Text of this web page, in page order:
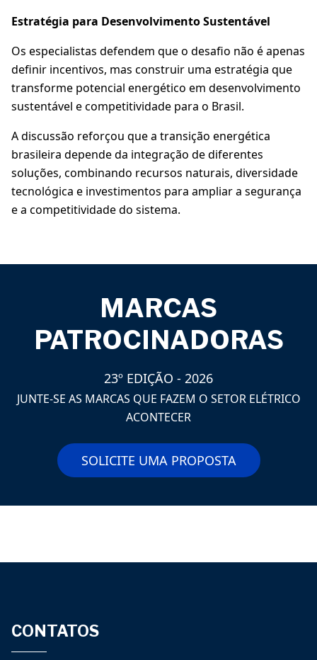
Estratégia para Desenvolvimento Sustentável
Os especialistas defendem que o desafio não é apenas
definir incentivos, mas construir uma estratégia que
transforme potencial energético em desenvolvimento
sustentável e competitividade para o Brasil.
A discussão reforçou que a transição energética
brasileira depende da integração de diferentes
soluções, combinando recursos naturais, diversidade
tecnológica e investimentos para ampliar a segurança
e a competitividade do sistema.
MARCAS
PATROCINADORAS
23º EDIÇÃO - 2026
JUNTE-SE AS MARCAS QUE FAZEM O SETOR ELÉTRICO
ACONTECER
SOLICITE UMA PROPOSTA
CONTATOS